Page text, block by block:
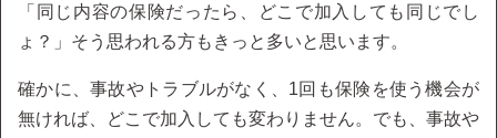
「同じ内容の保険だったら、どこで加入しても同じでし
ょ？」そう思われる方もきっと多いと思います。
確かに、事故やトラブルがなく、1回も保険を使う機会が
無ければ、どこで加入しても変わりません。でも、事故や